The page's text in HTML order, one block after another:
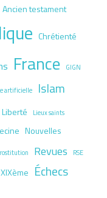
Ancien testament
Chrétienté
France GIGN
artificielle Islam
Liberté Lieux saints
Nouvelles
Revues RSE
XIXème Échecs